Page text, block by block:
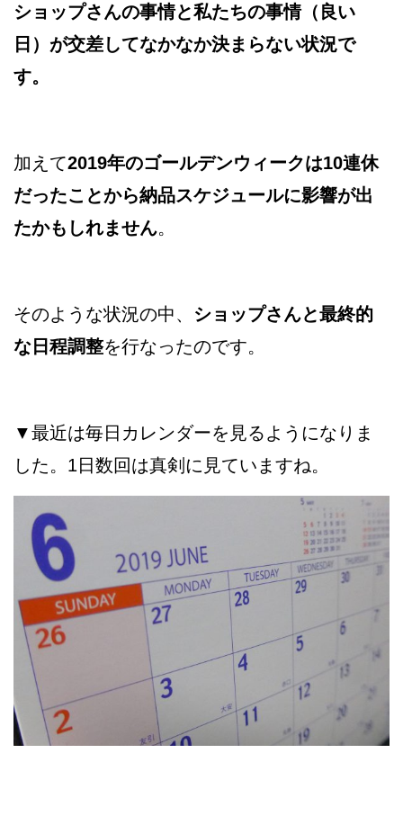
ショップさんの事情と私たちの事情（良い
日）が交差してなかなか決まらない状況で
す。
加えて2019年のゴールデンウィークは10連休
だったことから納品スケジュールに影響が出
たかもしれません。
そのような状況の中、 ショップさんと最終的
な日程調整を行なったのです。
▼最近は毎日カレンダーを見るようになりま
した。1日数回は真剣に見ていますね。